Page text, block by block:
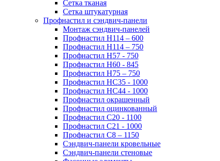
Сетка тканая
Сетка штукатурная
Профнастил и сэндвич-панели
Монтаж сэндвич-панелей
Профнастил Н114 – 600
Профнастил Н114 – 750
Профнастил Н57 - 750
Профнастил Н60 - 845
Профнастил Н75 – 750
Профнастил НС35 - 1000
Профнастил НС44 - 1000
Профнастил окрашенный
Профнастил оцинкованный
Профнастил С20 - 1100
Профнастил С21 - 1000
Профнастил С8 – 1150
Сэндвич-панели кровельные
Сэндвич-панели стеновые